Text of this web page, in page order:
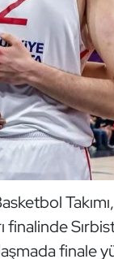
finalinde
finale